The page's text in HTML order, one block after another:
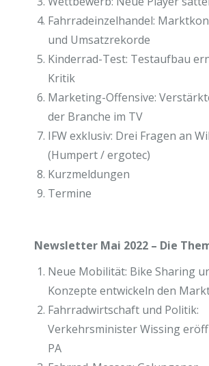
Fahrradeinzelhandel:
und Umsatzrekorde
Kinderrad-Test: Testaufbau
Kritik
Marketing-Offensive:
der Branche im TV
IFW exklusiv: Drei Fragen an
(Humpert / ergotec)
Kurzmeldungen
Termine
Newsletter Mai 2022 – Die
Neue Mobilität: Bike Sharing
Konzepte entwickeln den
Fahrradwirtschaft und Politik:
Verkehrsminister Wissing
PA